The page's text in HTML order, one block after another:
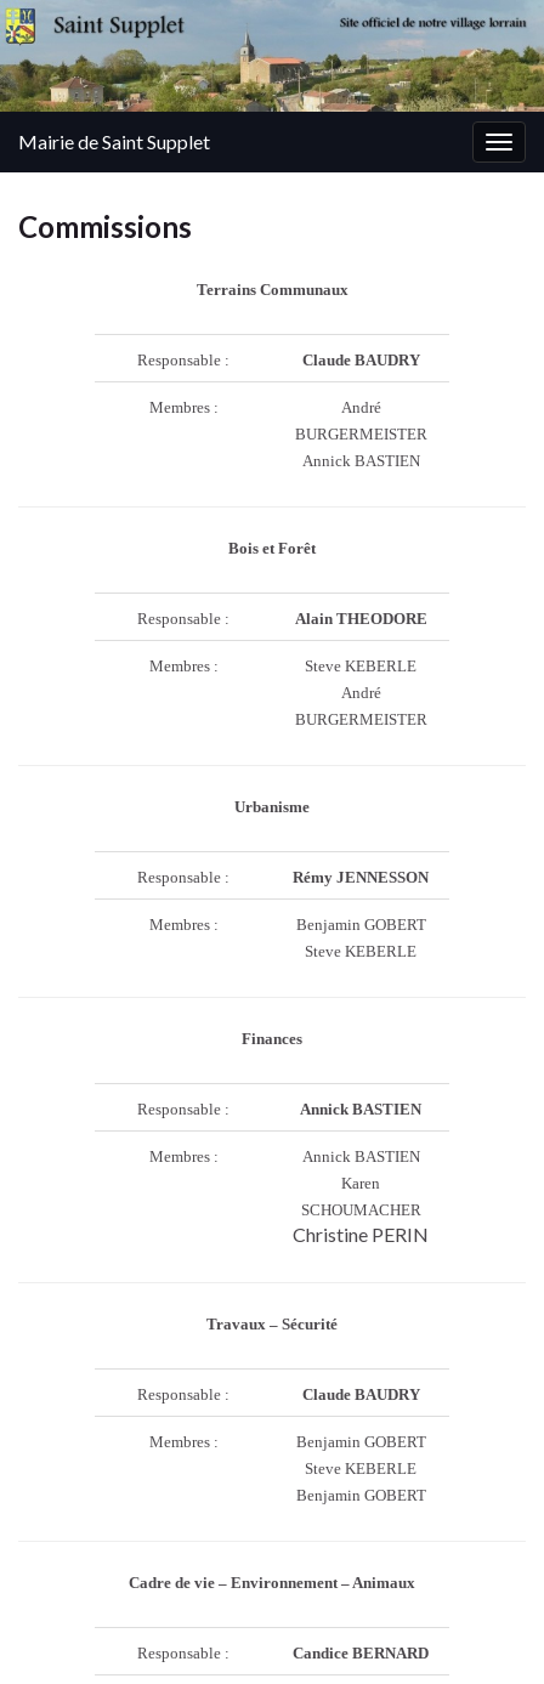
Mairie de Saint Supplet
Commissions
Terrains Communaux
Responsable : Claude BAUDRY
Membres :
André
BURGERMEISTER
Annick BASTIEN
Bois et Forêt
Responsable : Alain THEODORE
Membres :
Steve KEBERLE
André
BURGERMEISTER
Urbanisme
Responsable : Rémy JENNESSON
Membres :
Benjamin GOBERT
Steve KEBERLE
Finances
Responsable : Annick BASTIEN
Membres :
Annick BASTIEN
Karen
SCHOUMACHER
Christine PERIN
Travaux – Sécurité
Responsable : Claude BAUDRY
Membres :
Benjamin GOBERT
Steve KEBERLE
Benjamin GOBERT
Cadre de vie – Environnement – Animaux
Responsable : Candice BERNARD